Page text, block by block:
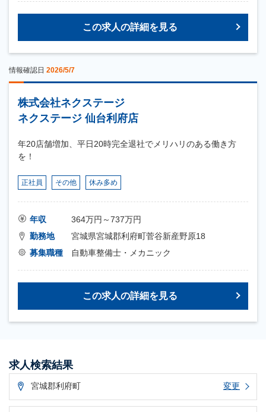
この求人の詳細を見る
情報確認日 2026/5/7
株式会社ネクステージ
ネクステージ 仙台利府店
年20店舗増加、平日20時完全退社でメリハリのある働き方
を！
正社員 その他 休み多め
年収
364万円～737万円
勤務地
宮城県宮城郡利府町菅谷新産野原18
募集職種
自動車整備士・メカニック
この求人の詳細を見る
求人検索結果
宮城郡利府町 変更